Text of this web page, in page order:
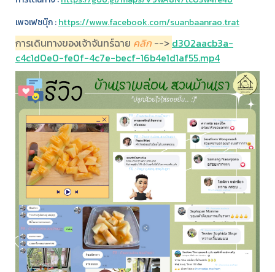
เพจเฟซบุ๊ก :https://www.facebook.com/suanbaanrao.trat
การเดินทางของเจ้าจันทร์ฉาย คลิก --> d302aacb3a-
c4c1d0e0-fe0f-4c7e-becf-16b4e1d1af55.mp4